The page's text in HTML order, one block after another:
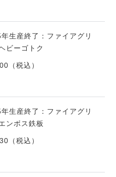
生産終了：ファイアグリ
ビーゴトク
（税込）
生産終了：ファイアグリ
ンボス鉄板
（税込）